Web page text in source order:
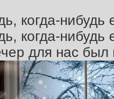
когда-
когда-
для нас